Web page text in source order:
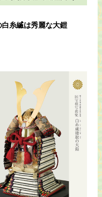
糸縅は秀麗な大鎧